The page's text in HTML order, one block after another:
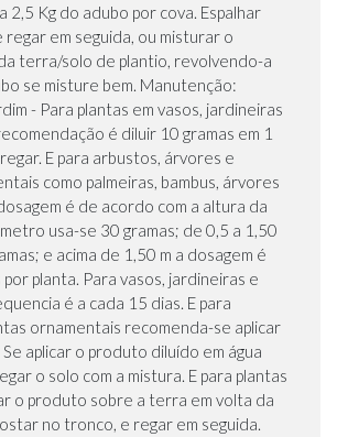
2,5 Kg do adubo por cova. Espalhar
em seguida, ou misturar o
terra/solo de plantio, revolvendo-a
se misture bem. Manutenção:
- Para plantas em vasos, jardineiras
é diluir 10 gramas em 1
E para arbustos, árvores e
como palmeiras, bambus, árvores
é de acordo com a altura da
usa-se 30 gramas; de 0,5 a 1,50
e acima de 1,50 m a dosagem é
planta. Para vasos, jardineiras e
é a cada 15 dias. E para
ornamentais recomenda-se aplicar
aplicar o produto diluído em água
o solo com a mistura. E para plantas
o produto sobre a terra em volta da
no tronco, e regar em seguida.